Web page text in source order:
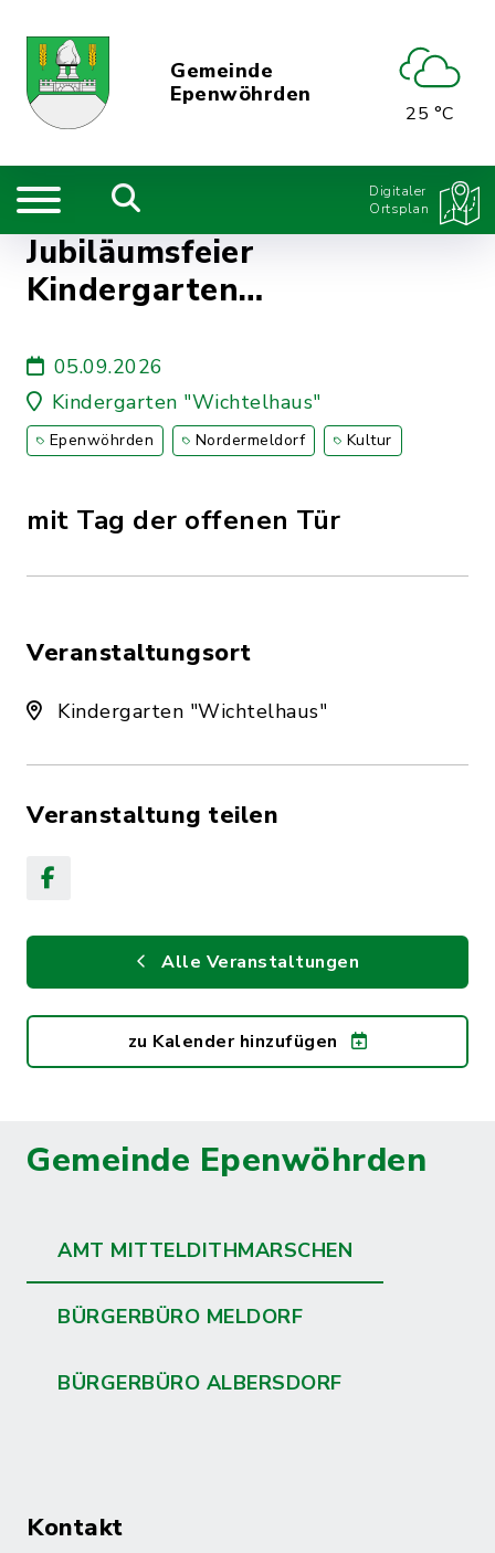
Gemeinde
Epenwöhrden
25 °C
Digitaler
Ortsplan
Jubiläumsfeier
Kindergarten
05.09.2026
Kindergarten "Wichtelhaus"
Epenwöhrden Nordermeldorf Kultur
mit Tag der offenen Tür
Veranstaltungsort
Kindergarten "Wichtelhaus"
Veranstaltung teilen
Alle Veranstaltungen
zu Kalender hinzufügen
Gemeinde Epenwöhrden
AMT MITTELDITHMARSCHEN
BÜRGERBÜRO MELDORF
BÜRGERBÜRO ALBERSDORF
Kontakt